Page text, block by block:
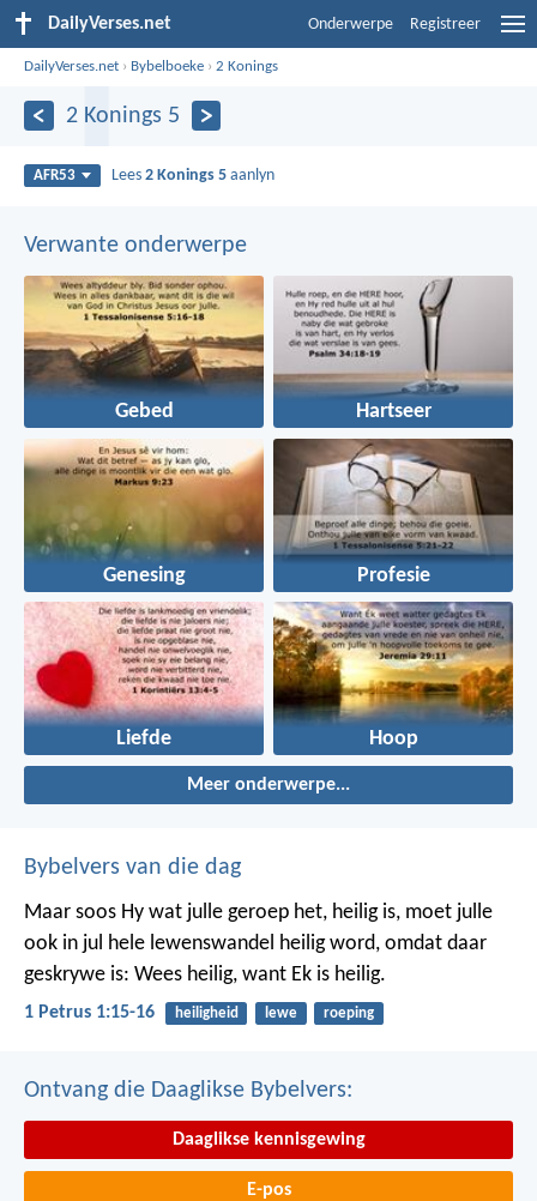
DailyVerses.net Onderwerpe Registreer
DailyVerses.net › Bybelboeke ›2 Konings
2 Konings 5
AFR53 Lees2 Konings 5 aanlyn
Verwante onderwerpe
Gebed Hartseer
Genesing Profesie
Liefde Hoop
Meer onderwerpe...
Bybelvers van die dag
Maar soos Hy wat julle geroep het, heilig is, moet julle
ook in jul hele lewenswandel heilig word, omdat daar
geskrywe is: Wees heilig, want Ek is heilig.
1 Petrus 1:15-16 heiligheid lewe roeping
Ontvang die Daaglikse Bybelvers:
Daaglikse kennisgewing
E-pos